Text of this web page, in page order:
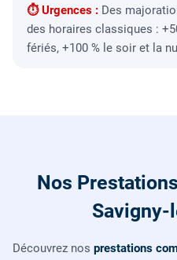
⏱ Urgences : Des
des horaires classiques :
fériés, +100 % le soir et la
Nos
Savigny-
Découvrez nos prestations